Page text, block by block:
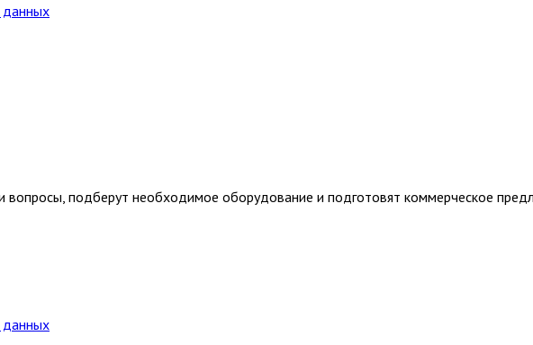
данных
подберут необходимое оборудование и подготовят коммерческое
данных